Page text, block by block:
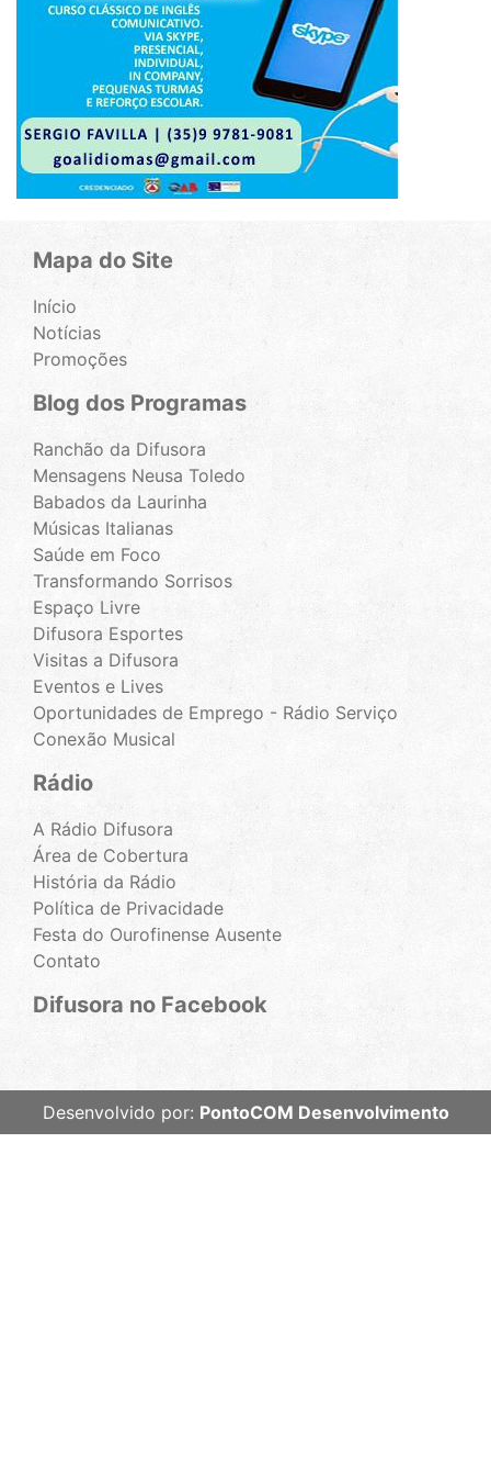
Mapa do Site
Início
Notícias
Promoções
Blog dos Programas
Ranchão da Difusora
Mensagens Neusa Toledo
Babados da Laurinha
Músicas Italianas
Saúde em Foco
Transformando Sorrisos
Espaço Livre
Difusora Esportes
Visitas a Difusora
Eventos e Lives
Oportunidades de Emprego - Rádio Serviço
Conexão Musical
Rádio
A Rádio Difusora
Área de Cobertura
História da Rádio
Política de Privacidade
Festa do Ourofinense Ausente
Contato
Difusora no Facebook
Desenvolvido por: PontoCOM Desenvolvimento